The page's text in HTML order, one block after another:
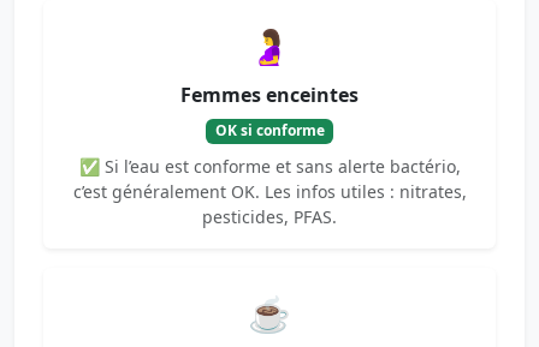
🤰
Femmes enceintes
OK si conforme
✅ Si l’eau est conforme et sans alerte bactério,
c’est généralement OK. Les infos utiles : nitrates,
pesticides, PFAS.
☕